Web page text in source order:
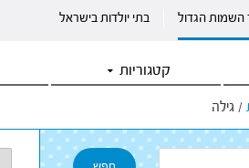
השמות הגדול בתי יולדות בישראל
קטגוריות
/ גילה